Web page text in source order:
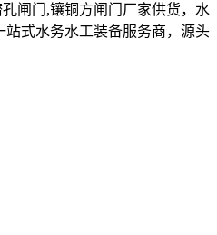
闸门,镶铜方闸门厂家供货，水
式水务水工装备服务商，源头